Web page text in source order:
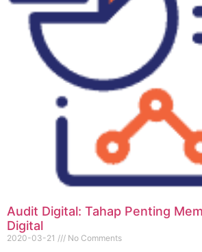
Audit Digital: Tahap Penting
Digital
2020-03-21 No Comments